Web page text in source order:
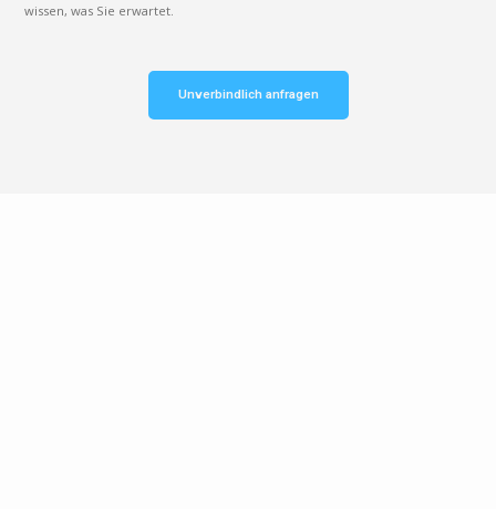
wissen, was Sie erwartet.
Unverbindlich anfragen